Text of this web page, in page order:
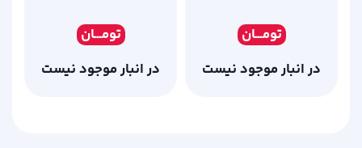
تومـــان
در انبار موجود نیست
تومـــان
در انبار موجود نیست